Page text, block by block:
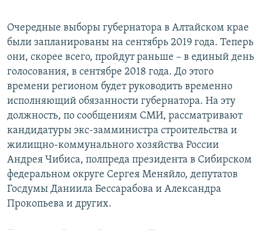
Очередные выборы губернатора в Алтайском крае
были запланированы на сентябрь 2019 года. Теперь
они, скорее всего, пройдут раньше – в единый день
голосования, в сентябре 2018 года. До этого
времени регионом будет руководить временно
исполняющий обязанности губернатора. На эту
должность, по сообщениям СМИ, рассматривают
кандидатуры экс-замминистра строительства и
жилищно-коммунального хозяйства России
Андрея Чибиса, полпреда президента в Сибирском
федеральном округе Сергея Меняйло, депутатов
Госдумы Даниила Бессарабова и Александра
Прокопьева и других.